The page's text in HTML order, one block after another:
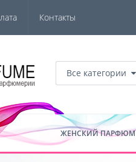
Контакты
Все категории
ЖЕНСКИЙ ПАРФЮМ